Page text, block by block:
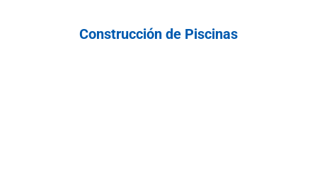
Construcción de Piscinas